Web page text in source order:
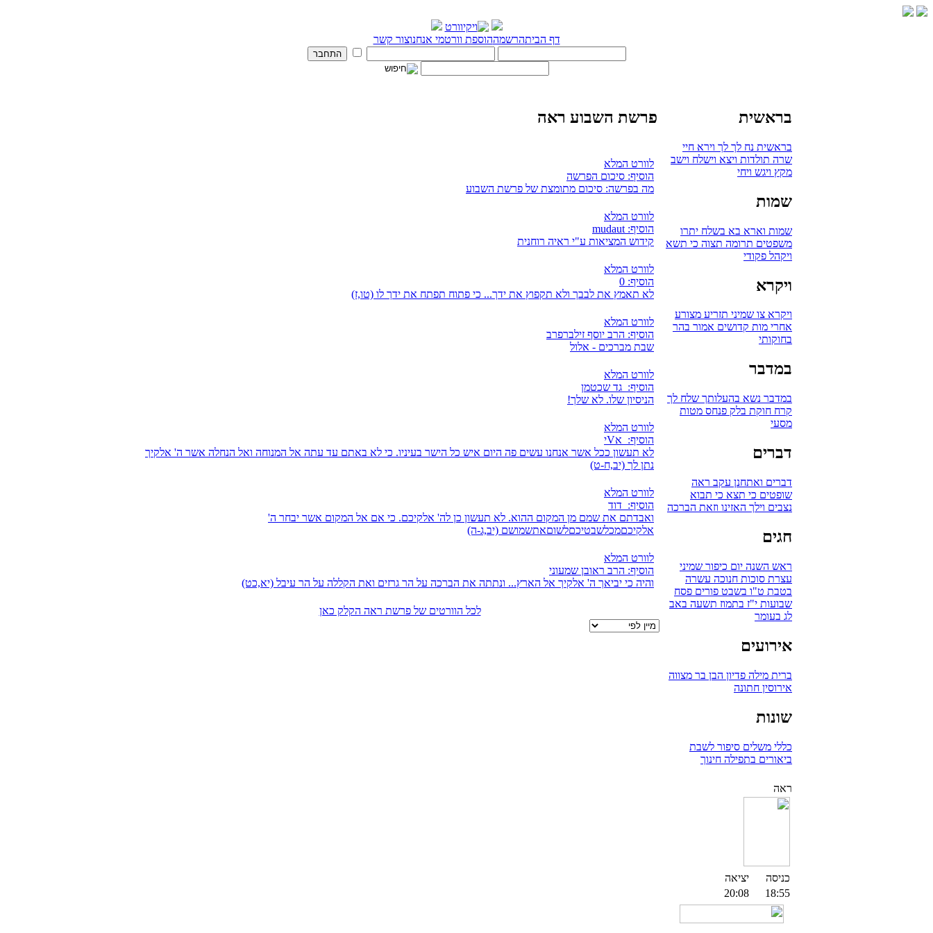
דף הביתהרשמההוספת וורטמי אנחנוצור קשר
בראשית
בראשית נח לך לך וירא חיי
שרה תולדות ויצא וישלח וישב
מקץ ויגש ויחי
שמות
שמות וארא בא בשלח יתרו
משפטים תרומה תצוה כי תשא
ויקהל פקודי
ויקרא
ויקרא צו שמיני תזריע מצורע
אחרי מות קדושים אמור בהר
בחוקותי
במדבר
במדבר נשא בהעלותך שלח לך
קרח חוקת בלק פנחס מטות
מסעי
דברים
דברים ואתחנן עקב ראה
שופטים כי תצא כי תבוא
נצבים וילך האזינו וזאת הברכה
חגים
ראש השנה יום כיפור שמיני
עצרת סוכות חנוכה עשרה
בטבת ט"ו בשבט פורים פסח
שבועות י"ז בתמוז תשעה באב
לג בעומר
אירועים
ברית מילה פדיון הבן בר מצווה
אירוסין חתונה
שונות
כללי משלים סיפור לשבת
ביאורים בתפילה חינוך
ראה
כניסה
יציאה
18:55
20:08
פרשת השבוע ראה
לוורט המלא
הוסיף: סיכום הפרשה
מה בפרשה: סיכום מתומצת של פרשת השבוע
לוורט המלא
הוסיף: mudaut
קידוש המציאות ע"י ראיה רוחנית
לוורט המלא
הוסיף: 0
לא תאמץ את לבבך ולא תקפוץ את ידך... כי פתוח תפתח את ידך לו (טו,ז)
לוורט המלא
הוסיף: הרב יוסף זילברפרב
שבת מברכים - אלול
לוורט המלא
הוסיף: גד שכטמן
הניסיון שלו. לא שלך!
לוורט המלא
הוסיף: אVי
לא תעשון ככל אשר אנחנו עשים פה היום איש כל הישר בעיניו. כי לא באתם עד עתה אל המנוחה ואל הנחלה אשר ה' אלקיך
נתן לך (יב,ח-ט)
לוורט המלא
הוסיף: דוד
ואבדתם את שמם מן המקום ההוא. לא תעשון כן לה' אלקיכם. כי אם אל המקום אשר יבחר ה'
אלקיכםמכלשבטיכםלשוםאתשמושם (יב,ג-ה)
לוורט המלא
הוסיף: הרב ראובן שמעוני
והיה כי יביאך ה' אלקיך אל הארץ... ונתתה את הברכה על הר גרזים ואת הקללה על הר עיבל (יא,כט)
לכל הוורטים של פרשת ראה הקלק כאן